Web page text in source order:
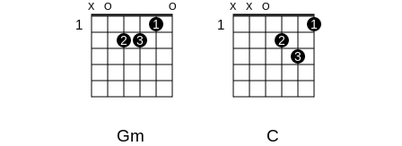
X O O
1
1
2
3
X X O
1
1
2
3
Gm C